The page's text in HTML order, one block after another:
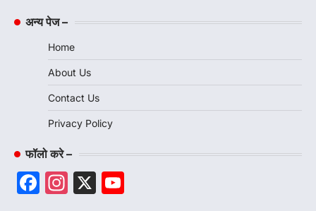
अन्य पेज –
Home
About Us
Contact Us
Privacy Policy
फॉलो करे –
Facebook
Instagram
X